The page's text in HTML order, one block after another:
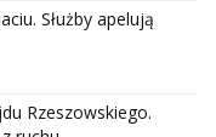
Służby apelują
Rzeszowskiego.